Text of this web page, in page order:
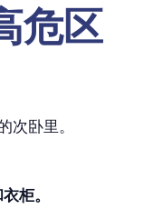
危区
卧里。
柜。